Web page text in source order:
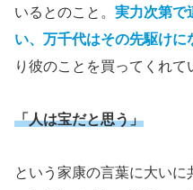
いるとのこと。 実力次第で
い、万千代はその先駆けに
り彼のことを買ってくれて
「人は宝だと思う」
という家康の言葉に大い